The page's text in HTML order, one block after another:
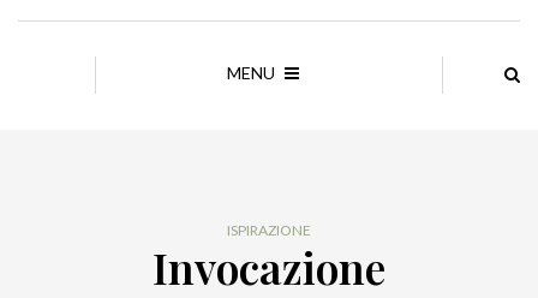
MENU
ISPIRAZIONE
Invocazione